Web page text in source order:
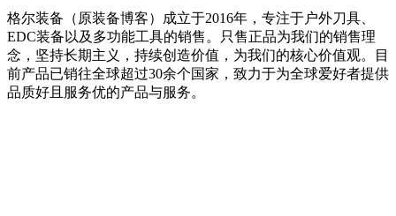
格尔装备（原装备博客）成立于2016年，专注于户外刀具、
EDC装备以及多功能工具的销售。只售正品为我们的销售理
念，坚持长期主义，持续创造价值，为我们的核心价值观。目
前产品已销往全球超过30余个国家，致力于为全球爱好者提供
品质好且服务优的产品与服务。